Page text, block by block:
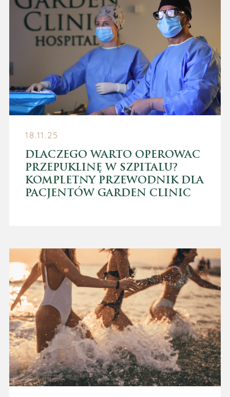
18.11.25
DLACZEGO WARTO OPEROWAĆ
PRZEPUKLINĘ W SZPITALU?
KOMPLETNY PRZEWODNIK DLA
PACJENTÓW GARDEN CLINIC